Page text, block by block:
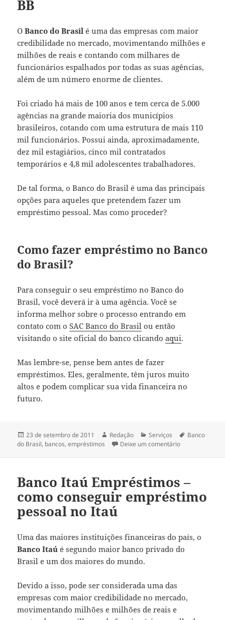
BB
OBanco do Brasil é uma das empresas com maior
credibilidade no mercado, movimentando milhões e
milhões de reais e contando com milhares de
funcionários espalhados por todas as suas agências,
além de um número enorme de clientes.
Foi criado há mais de 100 anos e tem cerca de 5.000
agências na grande maioria dos municípios
brasileiros, cotando com uma estrutura de mais 110
mil funcionários. Possui ainda, aproximadamente,
dez mil estagiários, cinco mil contratados
temporários e 4,8 mil adolescentes trabalhadores.
De tal forma, o Banco do Brasil é uma das principais
opções para aqueles que pretendem fazer um
empréstimo pessoal. Mas como proceder?
Como fazer empréstimo no Banco
do Brasil?
Para conseguir o seu empréstimo no Banco do
Brasil, você deverá ir à uma agência. Você se
informa melhor sobre o processo entrando em
contato com oSAC Banco do Brasil ou então
visitando o site oficial do banco clicandoaqui.
Mas lembre-se, pense bem antes de fazer
empréstimos. Eles, geralmente, têm juros muito
altos e podem complicar sua vida financeira no
futuro.
Publicado
em
23 de setembro de 2011 Autor
Redação Categorias
Serviços Tags
Banco
do Brasil, bancos,empréstimos Deixe um comentárioem Banco do
Banco Itaú Empréstimos –
como conseguir empréstimo
pessoal no Itaú
Uma das maiores instituições financeiras do país, o
Banco Itaú é segundo maior banco privado do
Brasil e um dos maiores do mundo.
Devido a isso, pode ser considerada uma das
empresas com maior credibilidade no mercado,
movimentando milhões e milhões de reais e